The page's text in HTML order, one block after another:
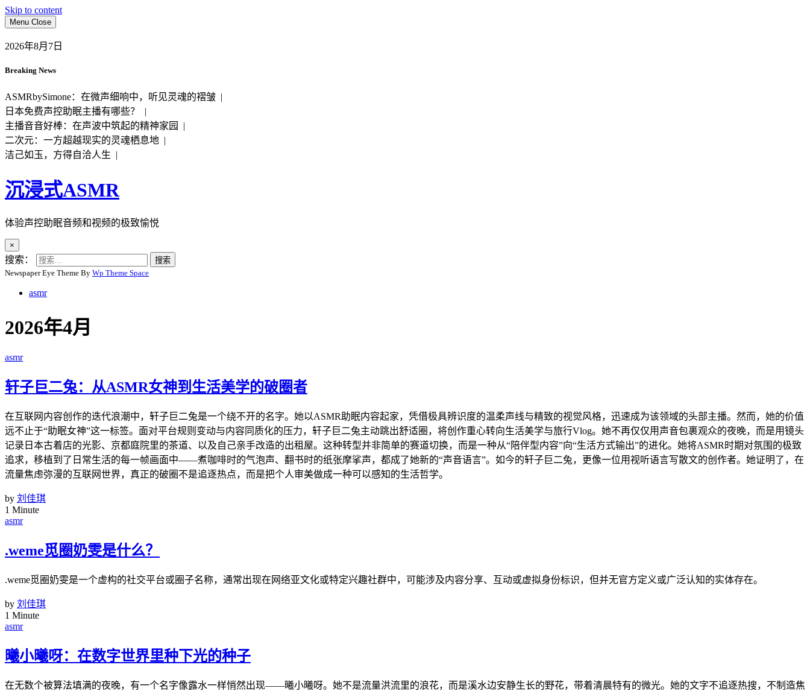
Skip to content
Menu Close
2026年8月7日
Breaking News
ASMRbySimone：在微声细响中，听见灵魂的褶皱 |
日本免费声控助眠主播有哪些？ |
主播音音好棒：在声波中筑起的精神家园 |
二次元：一方超越现实的灵魂栖息地 |
洁己如玉，方得自洽人生 |
沉浸式ASMR
体验声控助眠音频和视频的极致愉悦
×
搜索：
Newspaper Eye Theme By Wp Theme Space
asmr
2026年4月
asmr
轩子巨二兔：从ASMR女神到生活美学的破圈者
在互联网内容创作的迭代浪潮中，轩子巨二兔是一个绕不开的名字。她以ASMR助眠内容起家，凭借极具辨识度的温柔声线与精致的视觉风格，迅速成为该领域的头部主播。然而，她的价值
远不止于“助眠女神”这一标签。面对平台规则变动与内容同质化的压力，轩子巨二兔主动跳出舒适圈，将创作重心转向生活美学与旅行Vlog。她不再仅仅用声音包裹观众的夜晚，而是用镜头
记录日本古着店的光影、京都庭院里的茶道、以及自己亲手改造的出租屋。这种转型并非简单的赛道切换，而是一种从“陪伴型内容”向“生活方式输出”的进化。她将ASMR时期对氛围的极致
追求，移植到了日常生活的每一帧画面中——煮咖啡时的气泡声、翻书时的纸张摩挲声，都成了她新的“声音语言”。如今的轩子巨二兔，更像一位用视听语言写散文的创作者。她证明了，在
流量焦虑弥漫的互联网世界，真正的破圈不是追逐热点，而是把个人审美做成一种可以感知的生活哲学。
by 刘佳琪
1 Minute
asmr
.weme觅圈奶雯是什么？
.weme觅圈奶雯是一个虚构的社交平台或圈子名称，通常出现在网络亚文化或特定兴趣社群中，可能涉及内容分享、互动或虚拟身份标识，但并无官方定义或广泛认知的实体存在。
by 刘佳琪
1 Minute
asmr
曦小曦呀：在数字世界里种下光的种子
在无数个被算法填满的夜晚，有一个名字像露水一样悄然出现——曦小曦呀。她不是流量洪流里的浪花，而是溪水边安静生长的野花，带着清晨特有的微光。她的文字不追逐热搜，不制造焦